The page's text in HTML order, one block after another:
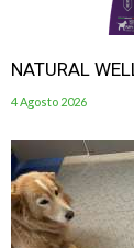
NATURAL
4 Agosto 2026